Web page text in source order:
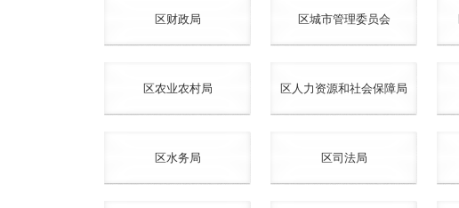
区财政局 区城市管理委员会
区农业农村局 区人力资源和社会保障局
区水务局 区司法局